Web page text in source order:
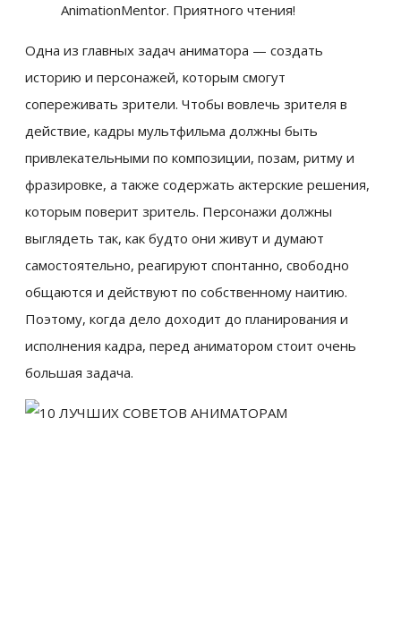
AnimationMentor. Приятного чтения!
Одна из главных задач аниматора — создать
историю и персонажей, которым смогут
сопереживать зрители. Чтобы вовлечь зрителя в
действие, кадры мультфильма должны быть
привлекательными по композиции, позам, ритму и
фразировке, а также содержать актерские решения,
которым поверит зритель. Персонажи должны
выглядеть так, как будто они живут и думают
самостоятельно, реагируют спонтанно, свободно
общаются и действуют по собственному наитию.
Поэтому, когда дело доходит до планирования и
исполнения кадра, перед аниматором стоит очень
большая задача.